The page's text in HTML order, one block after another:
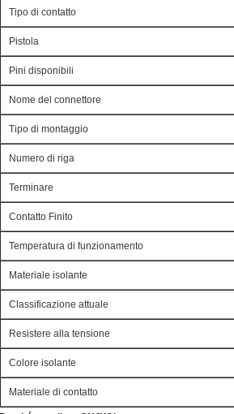
Tipo di contatto
Pistola
Pini disponibili
Nome del connettore
Tipo di montaggio
Numero di riga
Terminare
Contatto Finito
Temperatura di funzionamento
Materiale isolante
Classificazione attuale
Resistere alla tensione
Colore isolante
Materiale di contatto